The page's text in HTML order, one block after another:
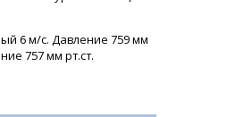
6 м/с. Давление 759 мм
757 мм рт.ст.